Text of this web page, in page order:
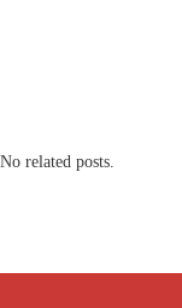
No related posts.